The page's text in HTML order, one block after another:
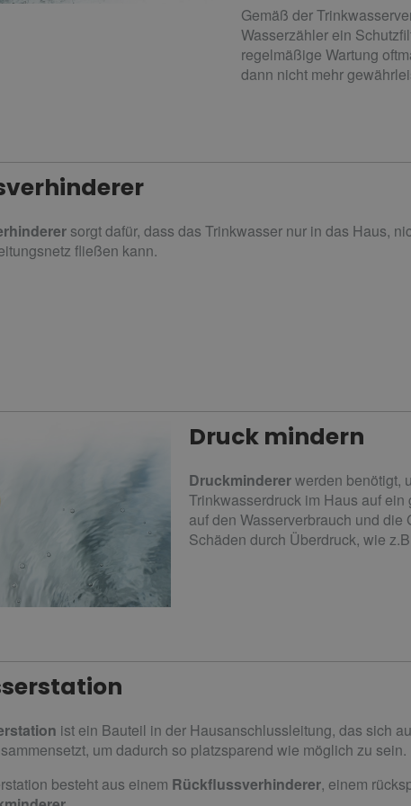
Gemäß der
Wasserzähler ein
regelmäßige Wartung
dann nicht mehr
sorgt dafür, dass das Trinkwasser nur in das Haus,
fließen kann.
Druck mindern
Druckmindererwerden benötigt,
Trinkwasserdruck im Haus auf
auf den Wasserverbrauch und
Schäden durch Überdruck, wie
ist ein Bauteil in der Hausanschlussleitung, das sich
um dadurch so platzsparend wie möglich zu sein.
besteht aus einem Rückflussverhinderer, einem